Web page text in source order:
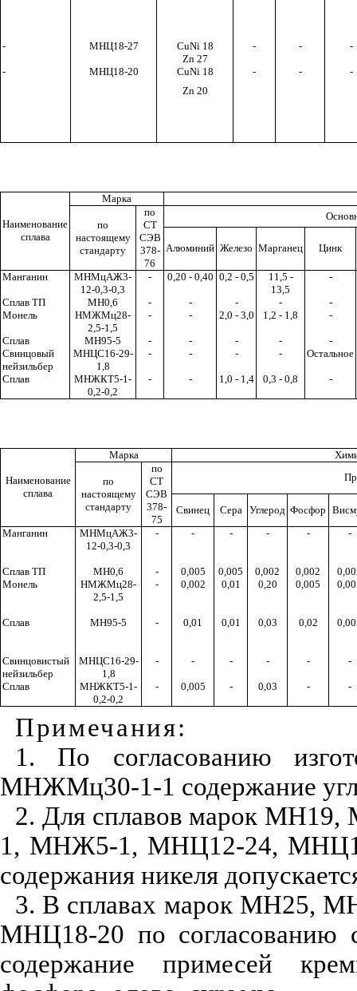
- МНЦ18-27 CuNi18 - -
-
Zn 27
-
МНЦ18-20 CuNi 18 - -
-
Zn20
Наименование
сплава
Марка
по
настоящему
стандарту
по
СТ
СЭВ
378-
76
Алюминий Железо Марганец Цинк
Манганин
МНМцАЖ3-
12-0,3-0,3
- 0,20 - 0,40 0,2 - 0,5
11,5 -
13,5
-
Сплав ТП МН0,6 - - - -
-
Монель
НМЖМц28-
2,5-1,5
- - 2,0 - 3,0 1,2 - 1,8 -
Сплав МН95-5 - - - -
-
Свинцовый
нейзильбер
МНЦС16-29-
1,8
- - - - Остальное
Сплав
МНЖКТ5-1-
0,2-0,2
- - 1,0 - 1,4 0,3 - 0,8 -
Наименование
сплава
Марка
по
настоящему
стандарту
по
СТ
СЭВ
378-
75
Свинец Сера Углерод Фосфор
Манганин
МНМцАЖ3-
12-0,3-0,3
- - - - - -
Сплав ТП МН0,6 - 0,005 0,005 0,002 0,002
Монель
НМЖМц28-
2,5-1,5
- 0,002 0,01 0,20 0,005
Сплав МН95-5 - 0,01 0,01 0,03 0,02
Свинцовистый
нейзильбер
МНЦС16-29-
1,8
- - - - - -
Сплав
МНЖКТ5-1-
0,2-0,2
- 0,005 - 0,03 - -
Примечания:
1. По согласованию
МНЖМц30-1-1 содержание
2. Для сплавов марок
1, МНЖ5-1, МНЦ12-24,
содержания никеля
3. В сплавах марок МН25,
МНЦ18-20 по согласованию
содержание примесей